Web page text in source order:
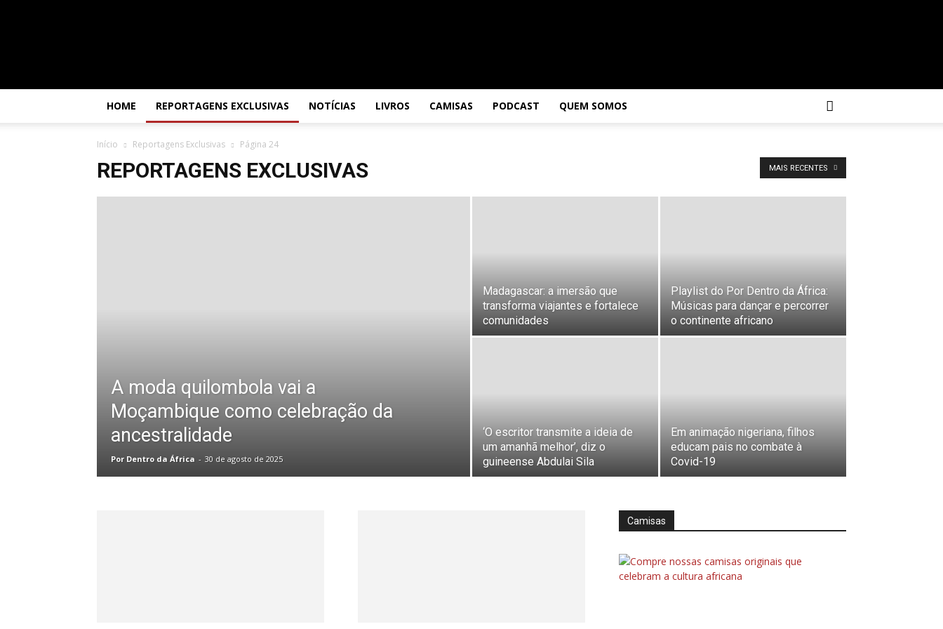
HOME REPORTAGENS EXCLUSIVAS NOTÍCIAS LIVROS CAMISAS PODCAST QUEM SOMOS
Início Reportagens Exclusivas Página 24
REPORTAGENS EXCLUSIVAS MAIS RECENTES
A moda quilombola vai a
Moçambique como celebração da
ancestralidade
Por Dentro da África - 30 de agosto de 2025
Madagascar: a imersão que
transforma viajantes e fortalece
comunidades
Playlist do Por Dentro da África:
Músicas para dançar e percorrer
o continente africano
‘O escritor transmite a ideia de
um amanhã melhor’, diz o
guineense Abdulai Sila
Em animação nigeriana, filhos
educam pais no combate à
Covid-19
Camisas